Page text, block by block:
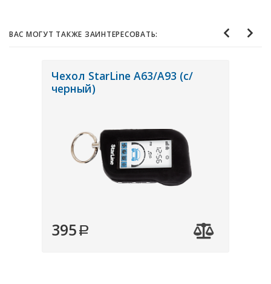
ВАС МОГУТ ТАКЖЕ ЗАИНТЕРЕСОВАТЬ:
Чехол StarLine A63/A93 (с/
черный)
395